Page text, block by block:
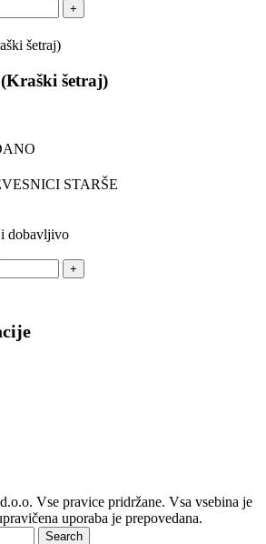
+
šetraj)
STARŠE
dobavljivo
+
Vse pravice pridržane. Vsa vsebina je
uporaba je prepovedana.
Search